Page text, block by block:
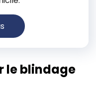
le blindage